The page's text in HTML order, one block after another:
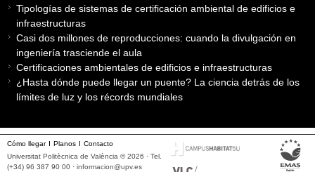
Tipologías de sistemas de certificación ambiental de edificios e
infraestructuras
Casi dos millones de reproducciones: cuando la divulgación en
ingeniería trasciende el aula
Certificaciones ambientales de edificios e infraestructuras
¿Hasta dónde puede llegar un puente? La ciencia detrás de los
límites de luz y los récords mundiales
Cómo llegar Planos
Contacto
Universitat Politècnica de València © 2026 · Tel.
(+34) 96 387 90 00 · informacion@upv.es